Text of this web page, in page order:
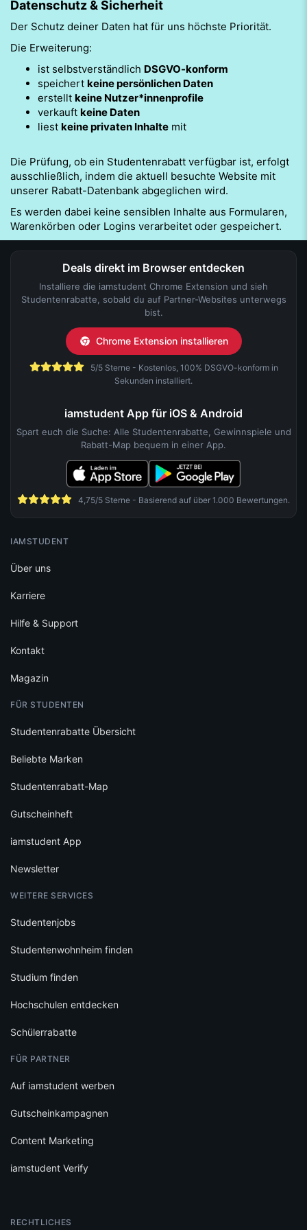
Datenschutz & Sicherheit
Der Schutz deiner Daten hat für uns höchste Priorität.
Die Erweiterung:
ist selbstverständlich DSGVO-konform
speichert keine persönlichen Daten
erstellt keine Nutzer*innenprofile
verkauft keine Daten
liest keine privaten Inhalte mit
Die Prüfung, ob ein Studentenrabatt verfügbar ist, erfolgt
ausschließlich, indem die aktuell besuchte Website mit
unserer Rabatt-Datenbank abgeglichen wird.
Es werden dabei keine sensiblen Inhalte aus Formularen,
Warenkörben oder Logins verarbeitet oder gespeichert.
Deals direkt im Browser entdecken
Installiere die iamstudent Chrome Extension und sieh
Studentenrabatte, sobald du auf Partner-Websites unterwegs
bist.
Chrome Extension installieren
5/5 Sterne - Kostenlos, 100% DSGVO-konform in
Sekunden installiert.
iamstudent App für iOS & Android
Spart euch die Suche: Alle Studentenrabatte, Gewinnspiele und
Rabatt-Map bequem in einer App.
4,75/5 Sterne - Basierend auf über 1.000 Bewertungen.
IAMSTUDENT
Über uns
Karriere
Hilfe & Support
Kontakt
Magazin
FÜR STUDENTEN
Studentenrabatte Übersicht
Beliebte Marken
Studentenrabatt-Map
Gutscheinheft
iamstudent App
Newsletter
WEITERE SERVICES
Studentenjobs
Studentenwohnheim finden
Studium finden
Hochschulen entdecken
Schülerrabatte
FÜR PARTNER
Auf iamstudent werben
Gutscheinkampagnen
Content Marketing
iamstudent Verify
RECHTLICHES